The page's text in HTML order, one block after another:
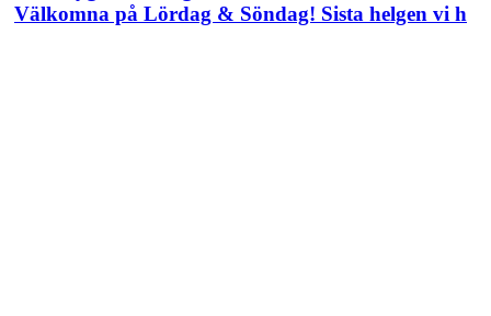
Välkomna på Lördag & Söndag! Sista helgen vi h